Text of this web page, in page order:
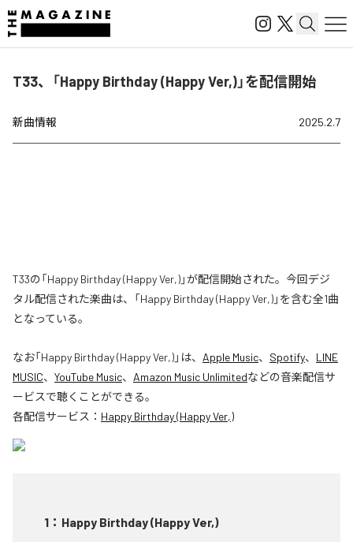
T33、「Happy Birthday (Happy Ver,)」を配信開始
新曲情報 2025.2.7
T33の「Happy Birthday (Happy Ver,)」が配信開始された。今回デジ
タル配信された楽曲は、「Happy Birthday (Happy Ver,)」を含む全1曲
となっている。
なお「Happy Birthday (Happy Ver,)」は、 Apple Music、 Spotify、 LINE
MUSIC、 YouTube Music、 Amazon Music Unlimitedなどの音楽配信サ
ービスで聴くことができる。
各配信サービス： Happy Birthday (Happy Ver,)
1 ： Happy Birthday (Happy Ver,)